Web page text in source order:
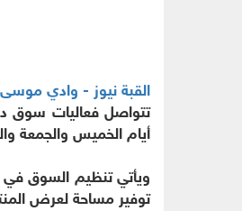
القبة نيوز - وادي موسى – البتراء،
تتواصل فعاليات سوق
أيام الخميس والجمعة
ويأتي تنظيم السوق في
توفير مساحة لعرض